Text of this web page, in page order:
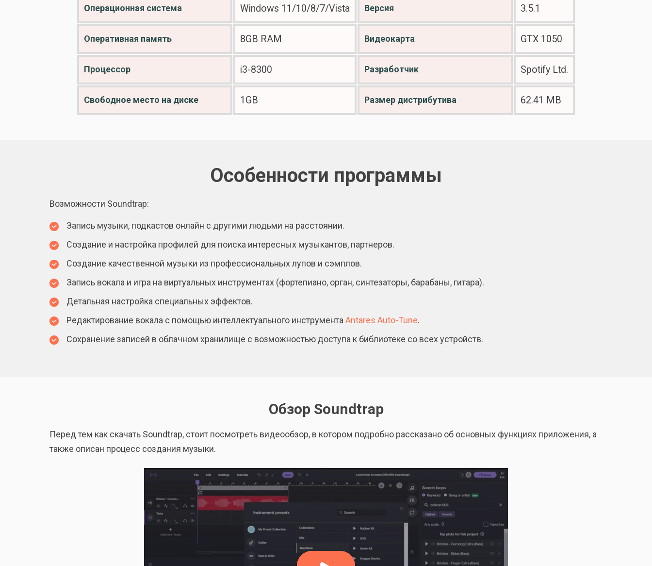
Операционная система Windows 11/10/8/7/Vista Версия 3.5.1
Оперативная память 8GB RAM Видеокарта GTX 1050
Процессор i3-8300 Разработчик Spotify Ltd.
Свободное место на диске 1GB Размер дистрибутива 62.41 MB
Особенности программы
Возможности Soundtrap:
Запись музыки, подкастов онлайн с другими людьми на расстоянии.
Создание и настройка профилей для поиска интересных музыкантов, партнеров.
Создание качественной музыки из профессиональных лупов и сэмплов.
Запись вокала и игра на виртуальных инструментах (фортепиано, орган, синтезаторы, барабаны, гитара).
Детальная настройка специальных эффектов.
Редактирование вокала с помощью интеллектуального инструмента Antares Auto-Tune.
Сохранение записей в облачном хранилище с возможностью доступа к библиотеке со всех устройств.
Обзор Soundtrap
Перед тем как скачать Soundtrap, стоит посмотреть видеообзор, в котором подробно рассказано об основных функциях приложения, а
также описан процесс создания музыки.